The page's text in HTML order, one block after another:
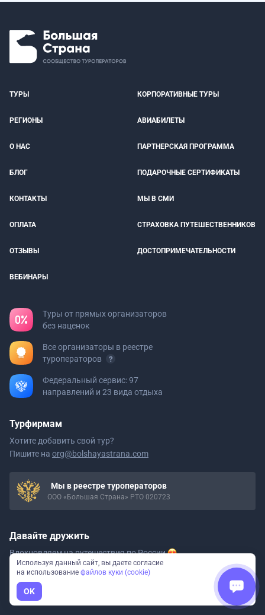
ТУРЫ КОРПОРАТИВНЫЕ ТУРЫ
РЕГИОНЫ АВИАБИЛЕТЫ
О НАС ПАРТНЕРСКАЯ ПРОГРАММА
БЛОГ ПОДАРОЧНЫЕ СЕРТИФИКАТЫ
КОНТАКТЫ МЫ В СМИ
ОПЛАТА СТРАХОВКА ПУТЕШЕСТВЕННИКОВ
ОТЗЫВЫ ДОСТОПРИМЕЧАТЕЛЬНОСТИ
ВЕБИНАРЫ
Туры от прямых организаторов
без наценок
Все организаторы в реестре
туроператоров
Федеральный сервис: 97
направлений и 23 вида отдыха
Турфирмам
Хотите добавить свой тур?
Пишите на org@bolshayastrana.com
Мы в реестре туроператоров
ООО «Большая Страна» РТО 020723
Давайте дружить
Вдохновляем на путешествияпо России
Используя данный сайт, вы даете согласие
на использование файлов куки (cookie)
OK